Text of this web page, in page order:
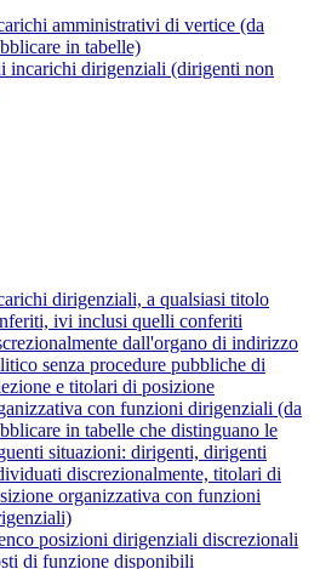
amministrativi di vertice (da
in tabelle)
incarichi dirigenziali (dirigenti non
dirigenziali, a qualsiasi titolo
ivi inclusi quelli conferiti
dall'organo di indirizzo
senza procedure pubbliche di
e titolari di posizione
con funzioni dirigenziali (da
in tabelle che distinguano le
situazioni: dirigenti, dirigenti
discrezionalmente, titolari di
organizzativa con funzioni
posizioni dirigenziali discrezionali
di funzione disponibili